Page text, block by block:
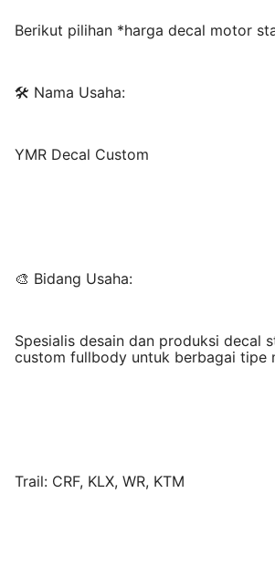
Berikut pilihan *harga decal motor
🛠️ Nama Usaha:
YMR Decal Custom
🎨 Bidang Usaha:
Spesialis desain dan produksi decal
custom fullbody untuk berbagai tipe
Trail: CRF, KLX, WR, KTM